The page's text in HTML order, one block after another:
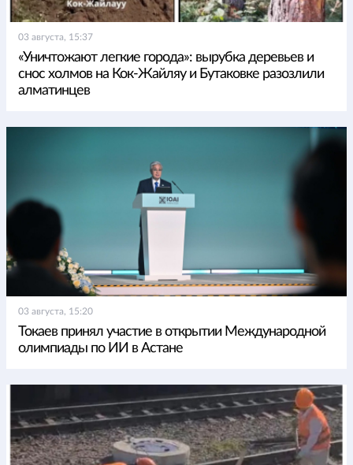
03 августа, 15:37
«Уничтожают легкие города»: вырубка деревьев и
снос холмов на Кок-Жайляу и Бутаковке разозлили
алматинцев
03 августа, 15:20
Токаев принял участие в открытии Международной
олимпиады по ИИ в Астане